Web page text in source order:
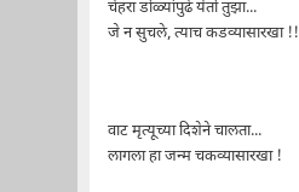
चेहरा डोळ्यांपुढे येतो तुझा...
जे न सुचले, त्याच कडव्यासारखा !!
वाट मृत्यूच्या दिशेने चालता...
लागला हा जन्म चकव्यासारखा !